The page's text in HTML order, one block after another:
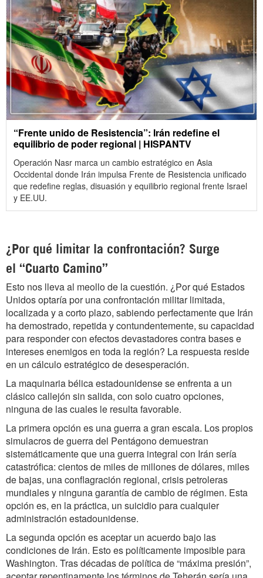
“Frente unido de Resistencia”: Irán redefine el
equilibrio de poder regional | HISPANTV
Operación Nasr marca un cambio estratégico en Asia
Occidental donde Irán impulsa Frente de Resistencia unificado
que redefine reglas, disuasión y equilibrio regional frente Israel
y EE.UU.
¿Por qué limitar la confrontación? Surge
el “Cuarto Camino”
Esto nos lleva al meollo de la cuestión. ¿Por qué Estados
Unidos optaría por una confrontación militar limitada,
localizada y a corto plazo, sabiendo perfectamente que Irán
ha demostrado, repetida y contundentemente, su capacidad
para responder con efectos devastadores contra bases e
intereses enemigos en toda la región? La respuesta reside
en un cálculo estratégico de desesperación.
La maquinaria bélica estadounidense se enfrenta a un
clásico callejón sin salida, con solo cuatro opciones,
ninguna de las cuales le resulta favorable.
La primera opción es una guerra a gran escala. Los propios
simulacros de guerra del Pentágono demuestran
sistemáticamente que una guerra integral con Irán sería
catastrófica: cientos de miles de millones de dólares, miles
de bajas, una conflagración regional, crisis petroleras
mundiales y ninguna garantía de cambio de régimen. Esta
opción es, en la práctica, un suicidio para cualquier
administración estadounidense.
La segunda opción es aceptar un acuerdo bajo las
condiciones de Irán. Esto es políticamente imposible para
Washington. Tras décadas de política de “máxima presión”,